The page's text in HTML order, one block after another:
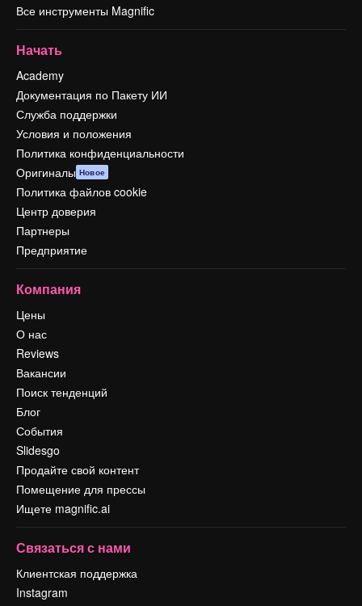
Все инструменты Magnific
Начать
Academy
Документация по Пакету ИИ
Служба поддержки
Условия и положения
Политика конфиденциальности
Оригиналы Новое
Политика файлов cookie
Центр доверия
Партнеры
Предприятие
Компания
Цены
О нас
Reviews
Вакансии
Поиск тенденций
Блог
События
Slidesgo
Продайте свой контент
Помещение для прессы
Ищете magnific.ai
Связаться с нами
Клиентская поддержка
Instagram